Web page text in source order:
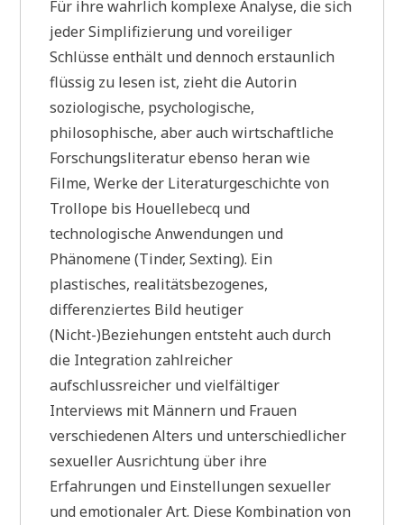
Für ihre wahrlich komplexe Analyse, die sich
jeder Simplifizierung und voreiliger
Schlüsse enthält und dennoch erstaunlich
flüssig zu lesen ist, zieht die Autorin
soziologische, psychologische,
philosophische, aber auch wirtschaftliche
Forschungsliteratur ebenso heran wie
Filme, Werke der Literaturgeschichte von
Trollope bis Houellebecq und
technologische Anwendungen und
Phänomene (Tinder, Sexting). Ein
plastisches, realitätsbezogenes,
differenziertes Bild heutiger
(Nicht-)Beziehungen entsteht auch durch
die Integration zahlreicher
aufschlussreicher und vielfältiger
Interviews mit Männern und Frauen
verschiedenen Alters und unterschiedlicher
sexueller Ausrichtung über ihre
Erfahrungen und Einstellungen sexueller
und emotionaler Art. Diese Kombination von